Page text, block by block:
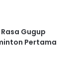
Gugup
Pertama